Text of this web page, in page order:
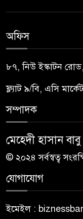
অফিস
৮৭, নিউ ইস্কাটন
ফ্ল্যাট ৯/বি, এসি
সম্পাদক
মেহেদী হাসান বাবু
© ২০২৪ সর্বস্বত্ব
যোগাযোগ
ইমেইল :